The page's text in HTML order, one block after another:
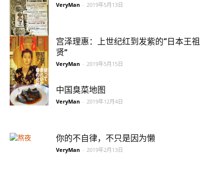
VeryMan - 2019年5月13日
宫泽理惠：上世纪红到发紫的“日本王祖
贤”
VeryMan - 2019年5月15日
中国臭菜地图
VeryMan - 2019年12月4日
你的不自律，不只是因为懒
VeryMan - 2019年2月13日